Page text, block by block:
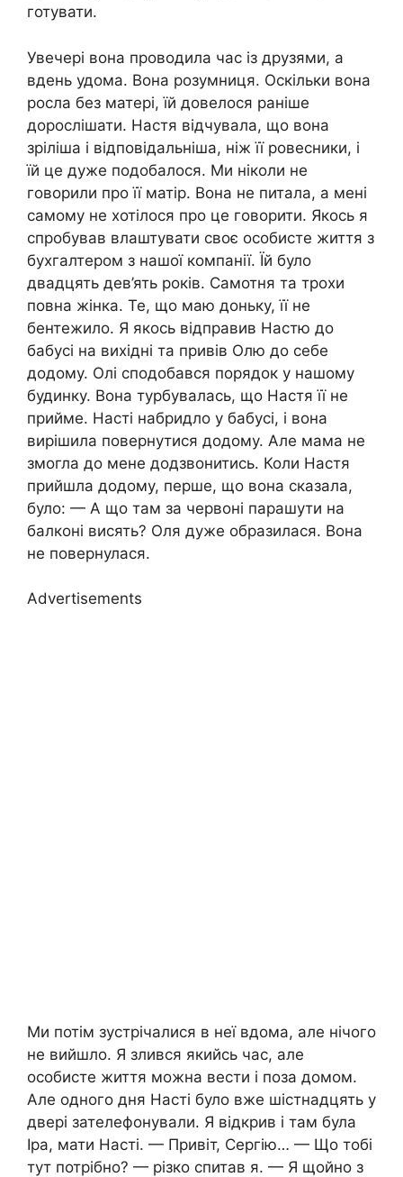
готувати.
Увечері вона проводила час із друзями, а
вдень удома. Вона розумниця. Оскільки вона
роcла без матері, їй довелося раніше
дорослішати. Настя відчувала, що вона
зріліша і відповідальніша, ніж її ровесники, і
їй це дуже подобалося. Ми ніколи не
говорили про її матір. Вона не питала, а мені
самому не хотілося про це говорити. Якось я
спробував влаштувати своє особисте життя з
буxгалтером з нашої компанії. Їй було
двадцять дев’ять років. Самотня та трохи
повна жінка. Те, що маю доньку, її не
бентежило. Я якось відправив Настю до
бабусі на вихідні та привів Олю до себе
додому. Олі сподобався порядок у нашому
будинку. Вона турбувалась, що Настя її не
прийме. Насті набридло у бабусі, і вона
вирішила повернутися додому. Але мама не
змогла до мене додзвонитись. Коли Настя
прийшла додому, перше, що вона сказала,
було: — А що там за червоні парашути на
балконі висять? Оля дуже образилася. Вона
не повернулася.
Advertisements
Ми потім зустрічалися в неї вдома, але нічого
не вийшло. Я злився якийсь час, але
особисте життя можна вести і поза домом.
Але одного дня Насті було вже шістнадцять у
двері зателефонували. Я відкрив і там була
Іра, мати Насті. — Привіт, Сергію… — Що тобі
тут потрібно? — різко спитав я. — Я щойно з